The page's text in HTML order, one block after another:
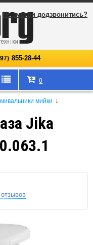
855-28-44
Не змогли додзвонитись?
0
мийки ↓
Jika